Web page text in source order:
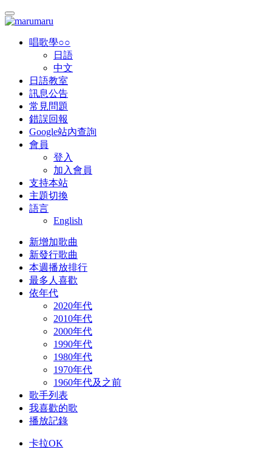
唱歌學○○
日語
中文
日語教室
訊息公告
常見問題
錯誤回報
Google站內查詢
會員
登入
加入會員
支持本站
主題切換
語言
English
新增加歌曲
新發行歌曲
本週播放排行
最多人喜歡
依年代
2020年代
2010年代
2000年代
1990年代
1980年代
1970年代
1960年代及之前
歌手列表
我喜歡的歌
播放記錄
卡拉OK